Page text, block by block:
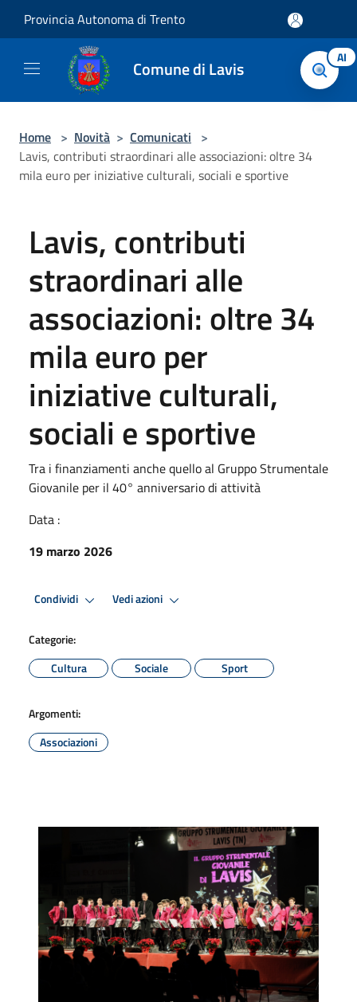
Provincia Autonoma di Trento
Comune di Lavis AI
Home > Novità > Comunicati >
Lavis, contributi straordinari alle associazioni: oltre 34
mila euro per iniziative culturali, sociali e sportive
Lavis, contributi
straordinari alle
associazioni: oltre 34
mila euro per
iniziative culturali,
sociali e sportive
Tra i finanziamenti anche quello al Gruppo Strumentale
Giovanile per il 40° anniversario di attività
Data :
19 marzo 2026
Condividi Vedi azioni
Categorie:
Cultura
Sociale Sport
Argomenti:
Associazioni